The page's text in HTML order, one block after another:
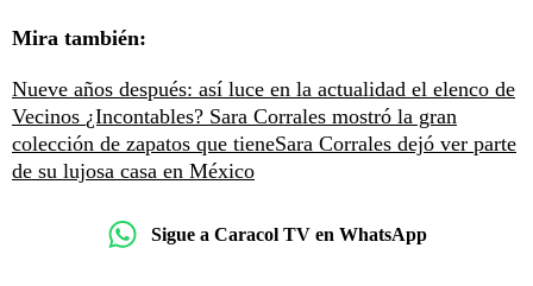
Mira también:
Nueve años después: así luce en la actualidad el elenco de
Vecinos ¿Incontables? Sara Corrales mostró la gran
colección de zapatos que tieneSara Corrales dejó ver parte
de su lujosa casa en México
Sigue a Caracol TV en WhatsApp